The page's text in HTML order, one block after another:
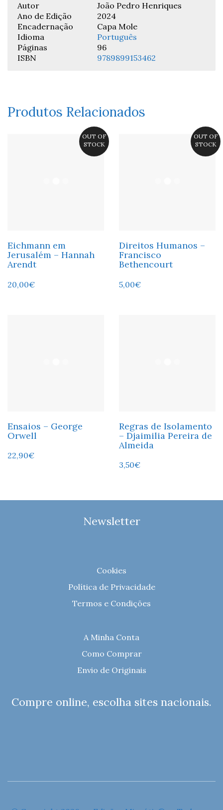
Autor
João Pedro Henriques
Ano de Edição
2024
Encadernação
Capa Mole
Idioma
Português
Páginas
96
ISBN
9789899153462
Produtos Relacionados
OUT OF
STOCK
Eichmann em
Jerusalém – Hannah
Arendt
20,00€
OUT OF
STOCK
Direitos Humanos –
Francisco
Bethencourt
5,00€
Ensaios – George
Orwell
22,90€
Regras de Isolamento
– Djaimilia Pereira de
Almeida
3,50€
Newsletter
Cookies
Política de Privacidade
Termos e Condições
A Minha Conta
Como Comprar
Envio de Originais
Compre online, escolha sites nacionais.